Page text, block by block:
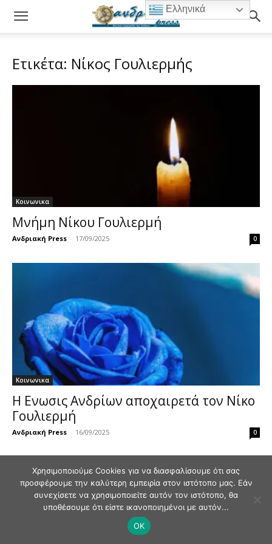
Ετικέτα: Νίκος Γουλιερμής
Κοινωνικα
Μνήμη Νίκου Γουλιερμή
Ανδριακή Press - 17/09/2025 0
Κοινωνικα
Η Ενωσις Ανδρίων αποχαιρετά τον Νίκο
Γουλιερμή
Ανδριακή Press - 16/09/2025 0
© Andriaki Press 2025
Ελληνικά
Χρησιμοποιούμε Cookies για να διασφαλίσουμε ότι σας
προσφέρουμε την καλύτερη εμπειρία στον ιστότοπο μας. Εάν
συνεχίσετε να χρησιμοποιείτε αυτόν τον ιστότοπο, θα
υποθέσουμε ότι είστε ικανοποιημένοι με αυτόν...
OK